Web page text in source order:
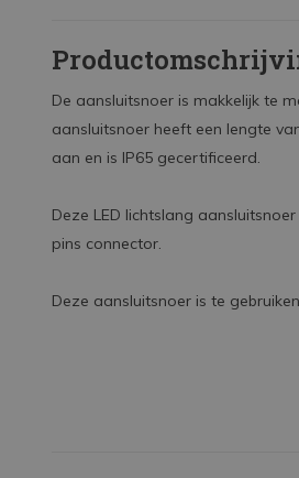
De aansluitsnoer is makkelijk te
aansluitsnoer heeft een lengte
aan en is IP65 gecertificeerd.
Deze LED lichtslang
pins connector.
Deze aansluitsnoer is te